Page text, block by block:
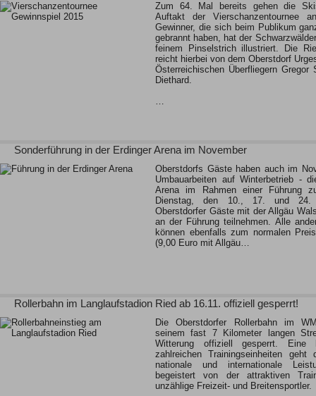
Zum 64. Mal bereits gehen die
Auftakt der Vierschanzentournee
Gewinner, die sich beim Publikum
gebrannt haben, hat der
feinem Pinselstrich illustriert. Die
reicht hierbei von dem Oberstdorf
Österreichischen Überfliegern Gregor
Diethard.
…
Sonderführung in der Erdinger Arena im November
Oberstdorfs Gäste haben auch im
Umbauarbeiten auf Winterbetrieb -
Arena im Rahmen einer Führung
Dienstag, den 10., 17. und 24.
Oberstdorfer Gäste mit der Allgäu
an der Führung teilnehmen. Alle
können ebenfalls zum normalen
(9,00 Euro mit Allgäu…
Rollerbahn im Langlaufstadion Ried ab 16.11. offiziell gesperrt!
Die Oberstdorfer Rollerbahn im
seinem fast 7 Kilometer langen
Witterung offiziell gesperrt. Eine
zahlreichen Trainingseinheiten
nationale und internationale
begeistert von der attraktiven
unzählige Freizeit- und Breitensportler.